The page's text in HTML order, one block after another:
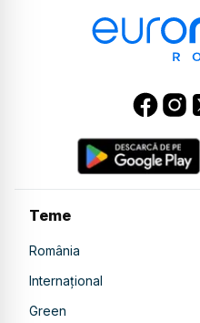
Teme
România
Internațional
Green